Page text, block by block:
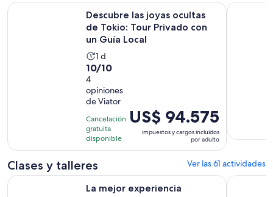
Descubre las joyas ocultas
de Tokio: Tour Privado con
un Guía Local
La
actividad
1
día
1 d
10.0
de
10
con
4
opiniones
10/10
4
opiniones
de Viator
Cancelación
gratuita
disponible
El
precio
de
por
adulto
US$ 94.575
impuestos y cargos incluidos
por adulto
Descubre las joyas ocultas de Tokio: Tour Privado con un
Tokio :
Clases y talleres Ver las 61 actividades
La mejor experiencia
La mejor experiencia samurái en Tokio Se abrirá en una